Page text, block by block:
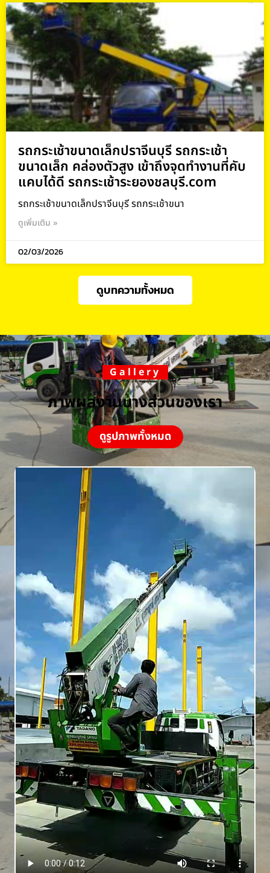
รถกระเช้าขนาดเล็กปราจีนบุรี รถกระเช้า
ขนาดเล็ก คล่องตัวสูง เข้าถึงจุดทำงานที่คับ
แคบได้ดี รถกระเช้าระยองชลบุรี.com
รถกระเช้าขนาดเล็กปราจีนบุรี รถกระเช้าขนา
ดูเพิ่มเติม »
02/03/2026
ดูบทความทั้งหมด
Gallery
ภาพผลงานบางส่วนของเรา
ดูรูปภาพทั้งหมด